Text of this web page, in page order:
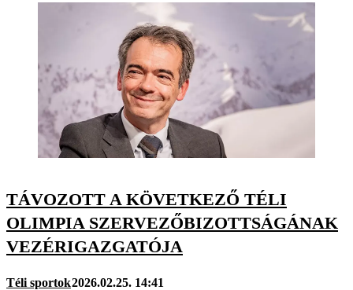
TÁVOZOTT A KÖVETKEZŐ TÉLI
OLIMPIA SZERVEZŐBIZOTTSÁGÁNAK
VEZÉRIGAZGATÓJA
Téli sportok2026.02.25. 14:41